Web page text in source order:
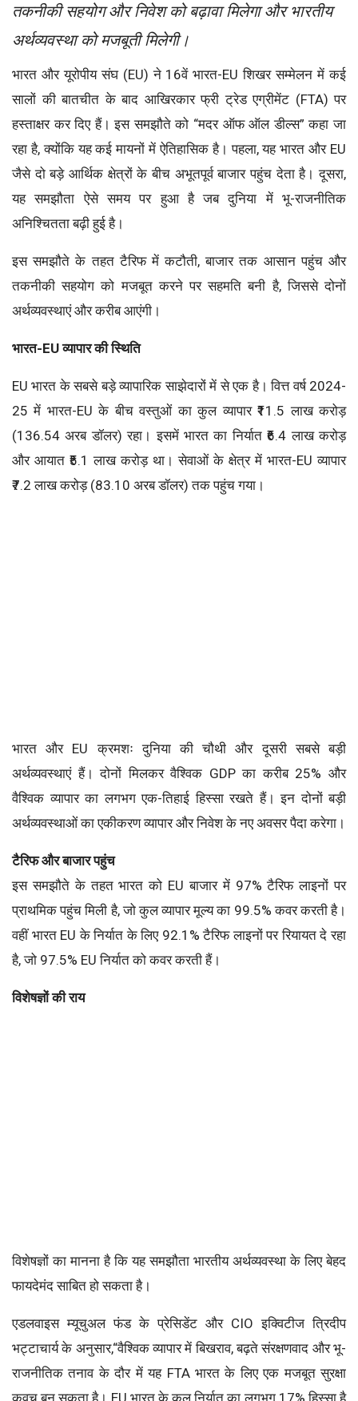
तकनीकी सहयोग और निवेश को बढ़ावा मिलेगा और भारतीय
अर्थव्यवस्था को मजबूती मिलेगी।
भारत और यूरोपीय संघ (EU) ने 16वें भारत-EU शिखर सम्मेलन में कई
सालों की बातचीत के बाद आखिरकार फ्री ट्रेड एग्रीमेंट (FTA) पर
हस्ताक्षर कर दिए हैं। इस समझौते को “मदर ऑफ ऑल डील्स” कहा जा
रहा है, क्योंकि यह कई मायनों में ऐतिहासिक है। पहला, यह भारत और EU
जैसे दो बड़े आर्थिक क्षेत्रों के बीच अभूतपूर्व बाजार पहुंच देता है। दूसरा,
यह समझौता ऐसे समय पर हुआ है जब दुनिया में भू-राजनीतिक
अनिश्चितता बढ़ी हुई है।
इस समझौते के तहत टैरिफ में कटौती, बाजार तक आसान पहुंच और
तकनीकी सहयोग को मजबूत करने पर सहमति बनी है, जिससे दोनों
अर्थव्यवस्थाएं और करीब आएंगी।
भारत-EUव्यापार की स्थिति
EU भारत के सबसे बड़े व्यापारिक साझेदारों में से एक है। वित्त वर्ष 2024-
25 में भारत-EU के बीच वस्तुओं का कुल व्यापार ₹11.5 लाख करोड़
(136.54 अरब डॉलर) रहा। इसमें भारत का निर्यात ₹6.4 लाख करोड़
और आयात ₹5.1 लाख करोड़ था। सेवाओं के क्षेत्र में भारत-EU व्यापार
₹7.2 लाख करोड़ (83.10 अरब डॉलर) तक पहुंच गया।
भारत और EU क्रमशः दुनिया की चौथी और दूसरी सबसे बड़ी
अर्थव्यवस्थाएं हैं। दोनों मिलकर वैश्विक GDP का करीब 25% और
वैश्विक व्यापार का लगभग एक-तिहाई हिस्सा रखते हैं। इन दोनों बड़ी
अर्थव्यवस्थाओं का एकीकरण व्यापार और निवेश के नए अवसर पैदा करेगा।
टैरिफ और बाजार पहुंच
इस समझौते के तहत भारत को EU बाजार में 97% टैरिफ लाइनों पर
प्राथमिक पहुंच मिली है, जो कुल व्यापार मूल्य का 99.5% कवर करती है।
वहीं भारत EU के निर्यात के लिए 92.1% टैरिफ लाइनों पर रियायत दे रहा
है, जो 97.5% EU निर्यात को कवर करती हैं।
विशेषज्ञों की राय
विशेषज्ञों का मानना है कि यह समझौता भारतीय अर्थव्यवस्था के लिए बेहद
फायदेमंद साबित हो सकता है।
एडलवाइस म्यूचुअल फंड के प्रेसिडेंट और CIO इक्विटीज त्रिदीप
भट्टाचार्य के अनुसार,“वैश्विक व्यापार में बिखराव, बढ़ते संरक्षणवाद और भू-
राजनीतिक तनाव के दौर में यह FTA भारत के लिए एक मजबूत सुरक्षा
कवच बन सकता है। EU भारत के कुल निर्यात का लगभग 17% हिस्सा है